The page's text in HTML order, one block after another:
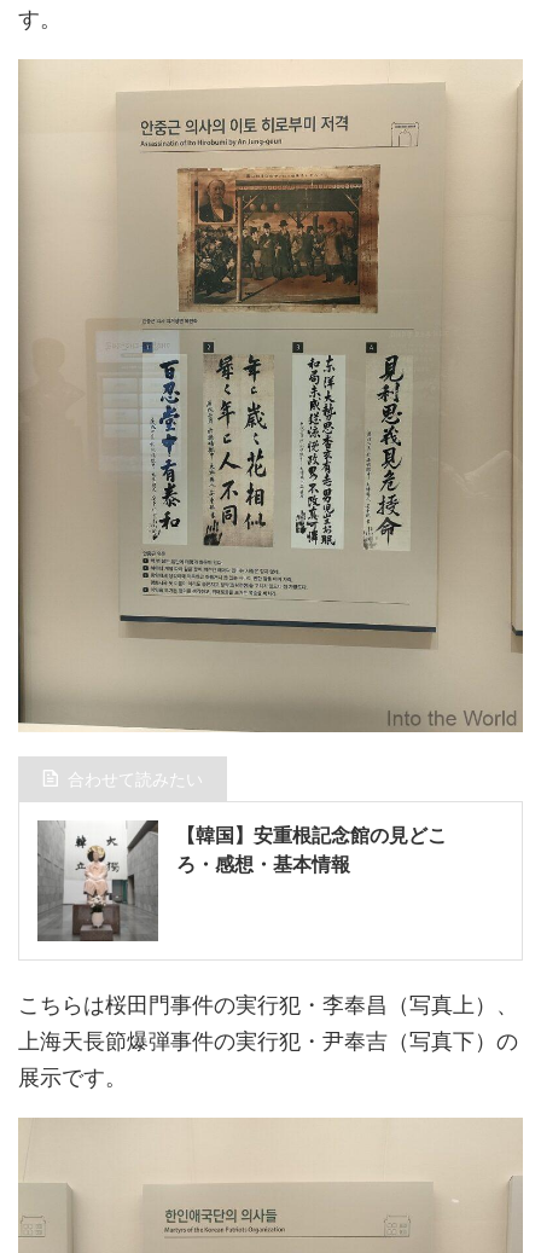
す。
合わせて読みたい
【韓国】安重根記念館の見どこ
ろ・感想・基本情報
こちらは桜田門事件の実行犯・李奉昌（写真上）、
上海天長節爆弾事件の実行犯・尹奉吉（写真下）の
展示です。